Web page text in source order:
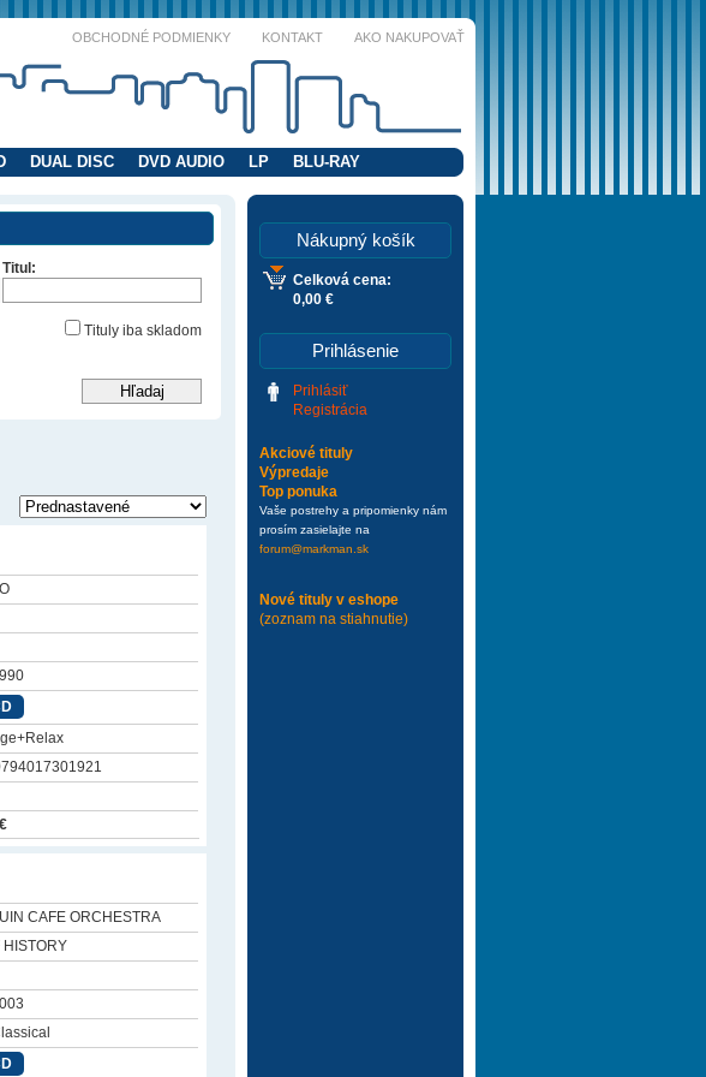
OBCHODNÉ PODMIENKY KONTAKT AKO NAKUPOVAŤ
DUAL DISC DVD AUDIO LP BLU-RAY
Titul:
Tituly iba skladom
CAFE ORCHESTRA
HISTORY
Nákupný košík
Celková cena:
0,00 €
Prihlásenie
Prihlásiť
Registrácia
Akciové tituly
Výpredaje
Top ponuka
Vaše postrehy a pripomienky nám
prosím zasielajte na
forum@markman.sk
Nové tituly v eshope
(zoznam na stiahnutie)